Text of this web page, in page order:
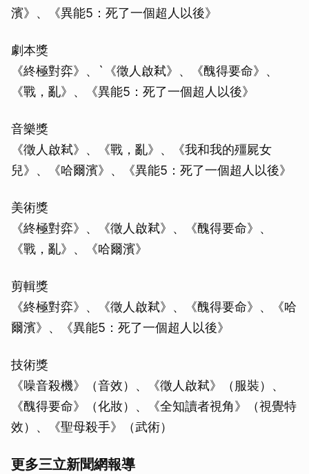
濱》、《異能5：死了一個超人以後》
劇本獎
《終極對弈》、`《徵人啟弒》、《醜得要命》、
《戰，亂》、《異能5：死了一個超人以後》
音樂獎
《徵人啟弒》、《戰，亂》、《我和我的殭屍女
兒》、《哈爾濱》、《異能5：死了一個超人以後》
美術獎
《終極對弈》、《徵人啟弒》、《醜得要命》、
《戰，亂》、《哈爾濱》
剪輯獎
《終極對弈》、《徵人啟弒》、《醜得要命》、《哈
爾濱》、《異能5：死了一個超人以後》
技術獎
《噪音殺機》（音效）、《徵人啟弒》（服裝）、
《醜得要命》（化妝）、《全知讀者視角》（視覺特
效）、《聖母殺手》（武術）
更多三立新聞網報導